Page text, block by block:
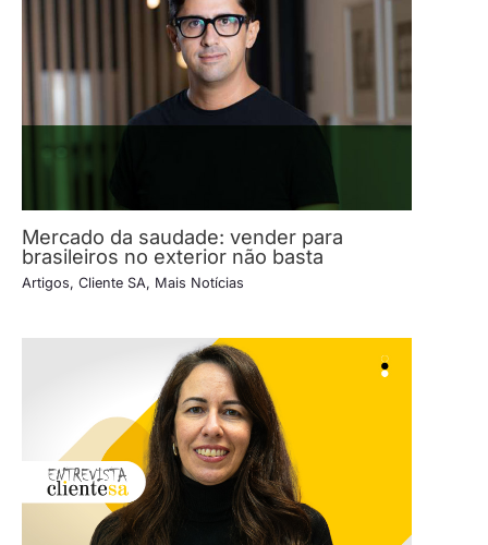
Mercado da saudade: vender para
brasileiros no exterior não basta
Artigos, Cliente SA, Mais Notícias